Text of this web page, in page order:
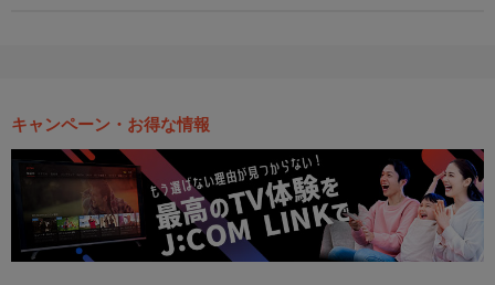
キャンペーン・お得な情報